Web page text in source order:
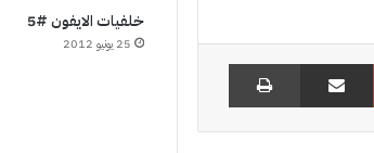
Flipboard مشاركة عبر البريد
خلفيات الايفون #5
25 يونيو 2012